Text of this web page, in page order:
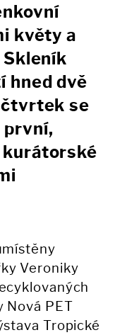
květy a
Skleník
hned dvě
čtvrtek se
první,
kurátorské
Veroniky
Nová PET
Tropické